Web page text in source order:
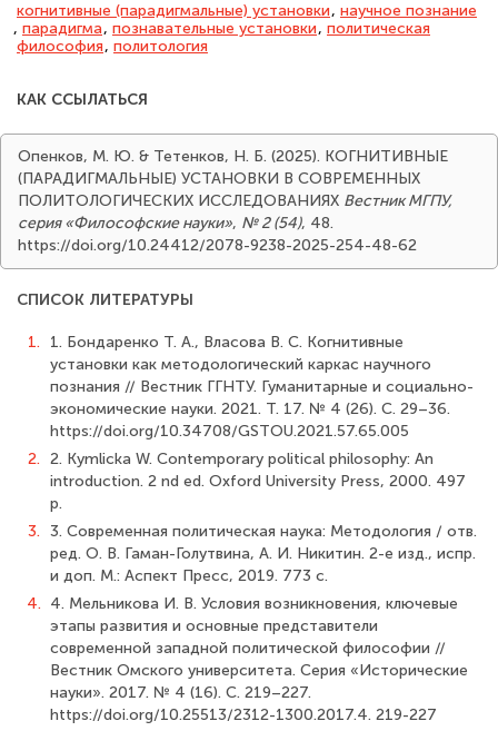
когнитивные (парадигмальные) установки, научное познание
, парадигма, познавательные установки, политическая
философия, политология
КАК ССЫЛАТЬСЯ
Опенков, М. Ю. & Тетенков, Н. Б. (2025). КОГНИТИВНЫЕ
(ПАРАДИГМАЛЬНЫЕ) УСТАНОВКИ В СОВРЕМЕННЫХ
ПОЛИТОЛОГИЧЕСКИХ ИССЛЕДОВАНИЯХ Вестник МГПУ,
серия «Философские науки», № 2 (54), 48.
https://doi.org/10.24412/2078-9238-2025-254-48-62
СПИСОК ЛИТЕРАТУРЫ
1.
1. Бондаренко Т. А., Власова В. С. Когнитивные
установки как методологический каркас научного
познания // Вестник ГГНТУ. Гуманитарные и социально-
экономические науки. 2021. Т. 17. № 4 (26). С. 29–36.
https://doi.org/10.34708/GSTOU.2021.57.65.005
2. 2. Kymlicka W. Contemporary political philosophy: An
introduction. 2 nd ed. Oxford University Press, 2000. 497
p.
3. 3. Современная политическая наука: Методология / отв.
ред. О. В. Гаман-Голутвина, А. И. Никитин. 2-е изд., испр.
и доп. М.: Аспект Пресс, 2019. 773 с.
4. 4. Мельникова И. В. Условия возникновения, ключевые
этапы развития и основные представители
современной западной политической философии //
Вестник Омского университета. Серия «Исторические
науки». 2017. № 4 (16). С. 219–227.
https://doi.org/10.25513/2312-1300.2017.4. 219-227